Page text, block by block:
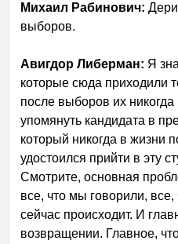
Михаил Рабинович:
выборов.
Авигдор Либерман: Я
которые сюда приходили
после выборов их
упомянуть кандидата в
который никогда в жизни
удостоился прийти в эту
Смотрите, основная
все, что мы говорили,
сейчас происходит. И
возвращении. Главное,